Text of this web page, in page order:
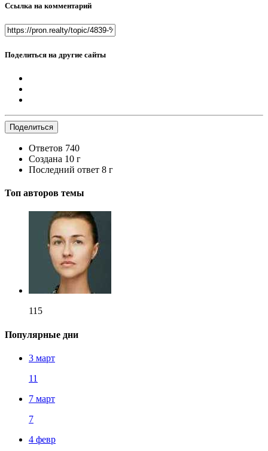
Ссылка на комментарий
Поделиться на другие сайты
Поделиться
Ответов 740
Создана 10 г
Последний ответ 8 г
Топ авторов темы
115
Популярные дни
3 март
11
7 март
7
4 февр